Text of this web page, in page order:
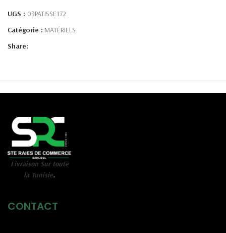
UGS : 03PATISSE172
Catégorie : MATÉRIELS
Share:
Livraison Sur toute
la Tunisie.
CONTACT